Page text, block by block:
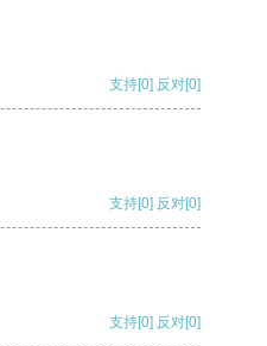
支持[0] 反对[0]
支持[0] 反对[0]
支持[0] 反对[0]